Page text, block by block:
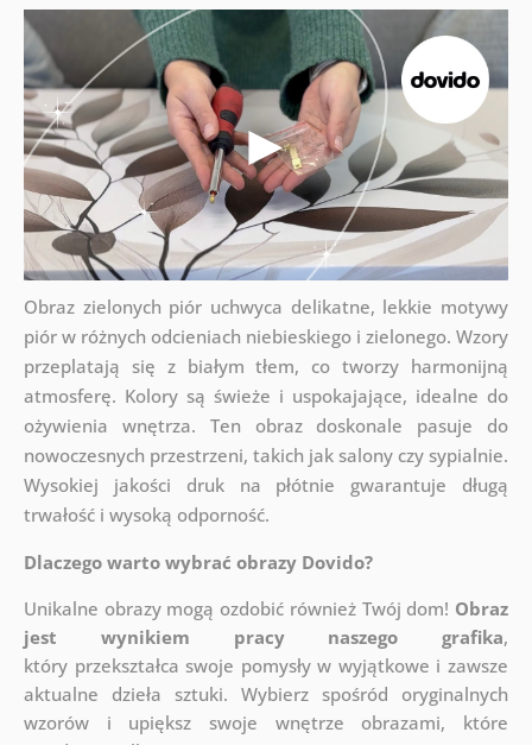
Obraz zielonych piór uchwyca delikatne, lekkie motywy
piór w różnych odcieniach niebieskiego i zielonego. Wzory
przeplatają się z białym tłem, co tworzy harmonijną
atmosferę. Kolory są świeże i uspokajające, idealne do
ożywienia wnętrza. Ten obraz doskonale pasuje do
nowoczesnych przestrzeni, takich jak salony czy sypialnie.
Wysokiej jakości druk na płótnie gwarantuje długą
trwałość i wysoką odporność.
Dlaczego warto wybrać obrazy Dovido?
Unikalne obrazy mogą ozdobić również Twój dom! Obraz
jest wynikiem pracy naszego grafika,
który przekształca swoje pomysły w wyjątkowe i zawsze
aktualne dzieła sztuki. Wybierz spośród oryginalnych
wzorów i upiększ swoje wnętrze obrazami, które